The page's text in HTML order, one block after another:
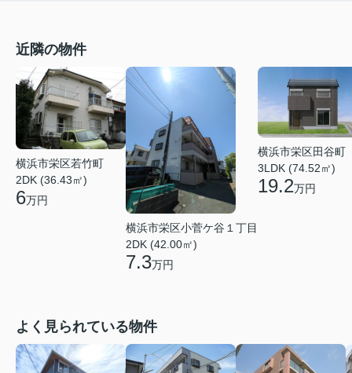
近隣の物件
横浜市栄区若竹町
2DK (36.43㎡)
6万円
横浜市栄区小菅ケ谷１丁目
2DK (42.00㎡)
7.3万円
横浜市栄区田谷町
3LDK (74.52㎡)
19.2万円
よく見られている物件